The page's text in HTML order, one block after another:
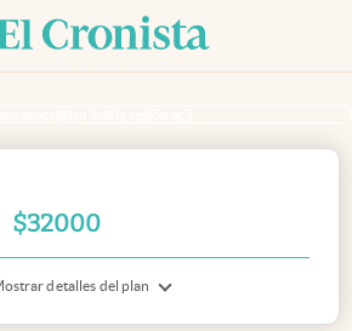
$32000
detalles del plan